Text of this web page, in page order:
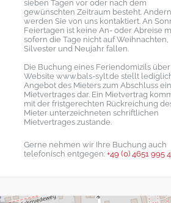
sieben Tagen vor oder nach dem
gewünschten Zeitraum besteht.
werden Sie von uns kontaktiert. An
Feiertagen ist keine An- oder Abreise
sofern die Tage nicht auf Weihnachten,
Silvester und Neujahr fallen.
Die Buchung eines Feriendomizils
Website www.bals-sylt.de stellt
Angebot des Mieters zum Abschluss
Mietvertrages dar. Ein Mietvertrag
mit der fristgerechten Rückreichung
Mieter unterzeichneten schriftlichen
Mietvertrages zustande.
Gerne nehmen wir Ihre Buchung auch
telefonisch entgegen: +49 (0) 4651 995